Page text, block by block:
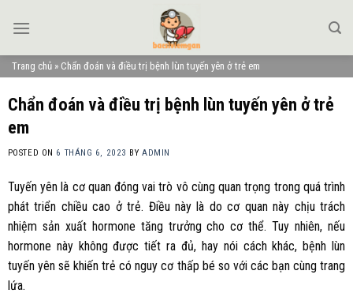
Trang chủ » Chẩn đoán và điều trị bệnh lùn tuyến yên ở trẻ em
Chẩn đoán và điều trị bệnh lùn tuyến yên ở trẻ
em
POSTED ON 6 THÁNG 6, 2023 BYADMIN
Tuyến yên là cơ quan đóng vai trò vô cùng quan trọng trong quá trình
phát triển chiều cao ở trẻ. Điều này là do cơ quan này chịu trách
nhiệm sản xuất hormone tăng trưởng cho cơ thể. Tuy nhiên, nếu
hormone này không được tiết ra đủ, hay nói cách khác, bệnh lùn
tuyến yên sẽ khiến trẻ có nguy cơ thấp bé so với các bạn cùng trang
lứa.